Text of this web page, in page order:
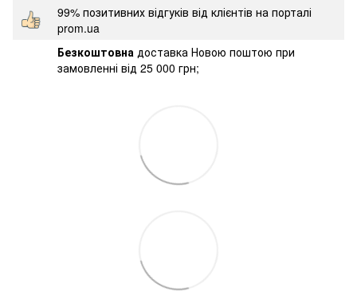
99% позитивних відгуків від клієнтів на порталі
prom.ua
Безкоштовна доставка Новою поштою при
замовленні від 25 000 грн;